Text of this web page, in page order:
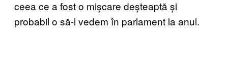
ceea ce a fost o mișcare deșteaptă și
probabil o să-l vedem în parlament la anul.